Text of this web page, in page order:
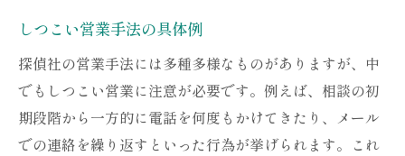
しつこい営業手法の具体例
探偵社の営業手法には多種多様なものがありますが、中
でもしつこい営業に注意が必要です。例えば、相談の初
期段階から一方的に電話を何度もかけてきたり、メール
での連絡を繰り返すといった行為が挙げられます。これ